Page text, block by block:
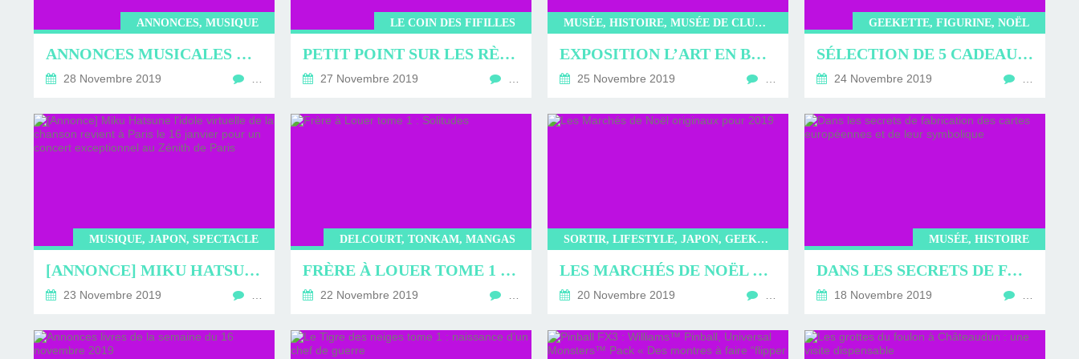
PLUS ENCORE
ANNONCES, MUSIQUE
ANNONCES MUSICALES DE LA SEMAINE DU 28 NOVEMBRE 2019
28 Novembre 2019
LE COIN DES FIFILLES
PETIT POINT SUR LES RÈGLES ET SUR LES PROTECTIONS PÉRIODIQUES
27 Novembre 2019
MUSÉE, HISTOIRE, MUSÉE DE CLUNY, MOYEN ÂGE, EXPOSITION
EXPOSITION L’ART EN BRODERIES AU MOYEN ÂGE AU MUSÉE DE CLUNY JUSQU’AU 20 JANVIER 2020 : SPLENDEURS DÉVOILÉES
25 Novembre 2019
GEEKETTE, FIGURINE, NOËL
SÉLECTION DE 5 CADEAUX GEEKS POUR NOËL 2019
24 Novembre 2019
MUSIQUE, JAPON, SPECTACLE
[ANNONCE] MIKU HATSUNE L'IDOLE VIRTUELLE DE LA CHANSON REVIENT À PARIS LE 16 JANVIER POUR UN CONCERT EXCEPTIONNEL AU ZÉNITH DE PARIS
23 Novembre 2019
DELCOURT, TONKAM, MANGAS
FRÈRE À LOUER TOME 1 : SOLITUDES
22 Novembre 2019
SORTIR, LIFESTYLE, JAPON, GEEKETTE, NOËL
LES MARCHÉS DE NOËL ORIGINAUX POUR 2019
20 Novembre 2019
MUSÉE, HISTOIRE
DANS LES SECRETS DE FABRICATION DES CARTES EUROPÉENNES ET DE LEUR SYMBOLIQUE
18 Novembre 2019